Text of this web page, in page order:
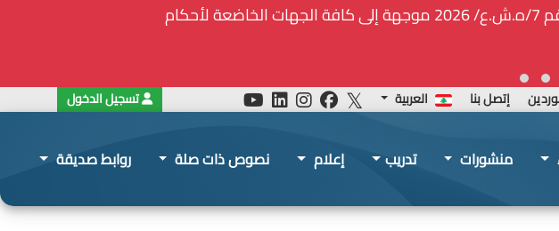
109 : الشفافية)
إتصل بنا العربية تسجيل الدخول
منشورات تدريب إعلام نصوص ذات صلة روابط صديقة